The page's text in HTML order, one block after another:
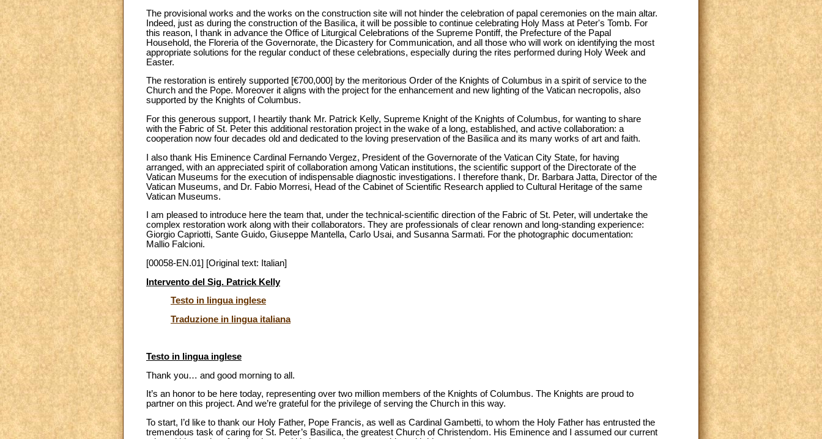
The provisional works and the works on the construction site will not hinder the celebration of papal ceremonies on the main altar.
Indeed, just as during the construction of the Basilica, it will be possible to continue celebrating Holy Mass at Peter's Tomb. For
this reason, I thank in advance the Office of Liturgical Celebrations of the Supreme Pontiff, the Prefecture of the Papal
Household, the Floreria of the Governorate, the Dicastery for Communication, and all those who will work on identifying the most
appropriate solutions for the regular conduct of these celebrations, especially during the rites performed during Holy Week and
Easter.
The restoration is entirely supported [€700,000] by the meritorious Order of the Knights of Columbus in a spirit of service to the
Church and the Pope. Moreover it aligns with the project for the enhancement and new lighting of the Vatican necropolis, also
supported by the Knights of Columbus.
For this generous support, I heartily thank Mr. Patrick Kelly, Supreme Knight of the Knights of Columbus, for wanting to share
with the Fabric of St. Peter this additional restoration project in the wake of a long, established, and active collaboration: a
cooperation now four decades old and dedicated to the loving preservation of the Basilica and its many works of art and faith.
I also thank His Eminence Cardinal Fernando Vergez, President of the Governorate of the Vatican City State, for having
arranged, with an appreciated spirit of collaboration among Vatican institutions, the scientific support of the Directorate of the
Vatican Museums for the execution of indispensable diagnostic investigations. I therefore thank, Dr. Barbara Jatta, Director of the
Vatican Museums, and Dr. Fabio Morresi, Head of the Cabinet of Scientific Research applied to Cultural Heritage of the same
Vatican Museums.
I am pleased to introduce here the team that, under the technical-scientific direction of the Fabric of St. Peter, will undertake the
complex restoration work along with their collaborators. They are professionals of clear renown and long-standing experience:
Giorgio Capriotti, Sante Guido, Giuseppe Mantella, Carlo Usai, and Susanna Sarmati. For the photographic documentation:
Mallio Falcioni.
[00058-EN.01] [Original text: Italian]
Intervento del Sig. Patrick Kelly
Testo in lingua inglese
Traduzione in lingua italiana
Testo in lingua inglese
Thank you… and good morning to all.
It’s an honor to be here today, representing over two million members of the Knights of Columbus. The Knights are proud to
partner on this project. And we’re grateful for the privilege of serving the Church in this way.
To start, I’d like to thank our Holy Father, Pope Francis, as well as Cardinal Gambetti, to whom the Holy Father has entrusted the
tremendous task of caring for St. Peter’s Basilica, the greatest Church of Christendom. His Eminence and I assumed our current